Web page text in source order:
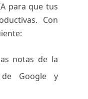
para que tus
Con
notas de la
Google y